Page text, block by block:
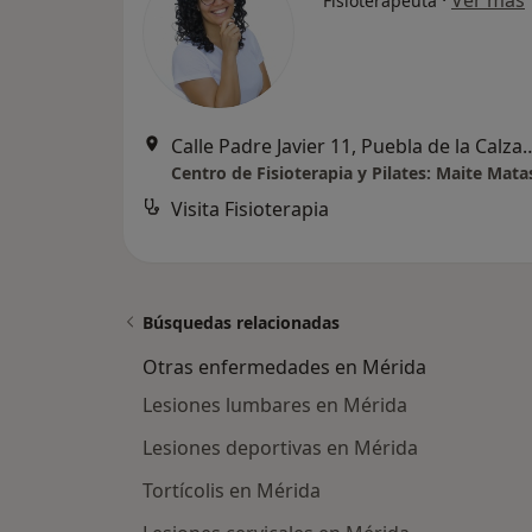
Calle Padre
Centro de Fisioterapia y Pilates: Maite
Visita Fisioterapia
Búsquedas relacionadas
Otras enfermedades en Mérida
Lesiones lumbares en Mérida
Lesiones deportivas en Mérida
Tortícolis en Mérida